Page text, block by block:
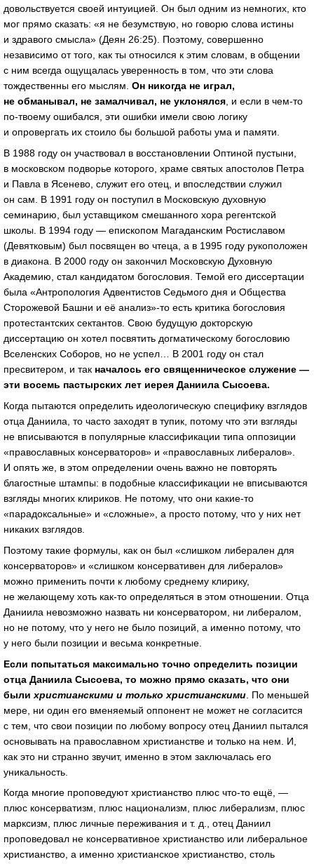
довольствуется своей интуицией. Он был одним из немногих, кто
мог прямо сказать: «я не безумствую, но говорю слова истины
и здравого смысла» (Деян 26:25). Поэтому, совершенно
независимо от того, как ты относился к этим словам, в общении
с ним всегда ощущалась уверенность в том, что эти слова
тождественны его мыслям. Он никогда не играл,
не обманывал, не замалчивал, не уклонялся, и если в чем-то
по-твоему ошибался, эти ошибки имели свою логику
и опровергать их стоило бы большой работы ума и памяти.
В 1988 году он участвовал в восстановлении Оптиной пустыни,
в московском подворье которого, храме святых апостолов Петра
и Павла в Ясенево, служит его отец, и впоследствии служил
он сам. В 1991 году он поступил в Московскую духовную
семинарию, был уставщиком смешанного хора регентской
школы. В 1994 году — епископом Магаданским Ростиславом
(Девятковым) был посвящен во чтеца, а в 1995 году рукоположен
в диакона. В 2000 году он закончил Московскую Духовную
Академию, стал кандидатом богословия. Темой его диссертации
была «Антропология Адвентистов Седьмого дня и Общества
Сторожевой Башни и её анализ»-то есть критика богословия
протестантских сектантов. Свою будущую докторскую
диссертацию он хотел посвятить догматическому богословию
Вселенских Соборов, но не успел… В 2001 году он стал
пресвитером, и так началось его священническое служение —
эти восемь пастырских лет иерея Даниила Сысоева.
Когда пытаются определить идеологическую специфику взглядов
отца Даниила, то часто заходят в тупик, потому что эти взгляды
не вписываются в популярные классификации типа оппозиции
«православных консерваторов» и «православных либералов».
И опять же, в этом определении очень важно не повторять
благостные штампы: в подобные классификации не вписываются
взгляды многих клириков. Не потому, что они какие-то
«парадоксальные» и «сложные», а просто потому, что у них нет
никаких взглядов.
Поэтому такие формулы, как он был «слишком либерален для
консерваторов» и «слишком консервативен для либералов»
можно применить почти к любому среднему клирику,
не желающему хоть как-то определяться в этом отношении. Отца
Даниила невозможно назвать ни консерватором, ни либералом,
но не потому, что у него не было позиций, а именно потому, что
у него были позиции и весьма конкретные.
Если попытаться максимально точно определить позиции
отца Даниила Сысоева, то можно прямо сказать, что они
были христианскими и только христианскими . По меньшей
мере, ни один его вменяемый оппонент не может не согласится
с тем, что свои позиции по любому вопросу отец Даниил пытался
основывать на православном христианстве и только на нем. И,
как это ни странно звучит, именно в этом заключалась его
уникальность.
Когда многие проповедуют христианство плюс что-то ещё, —
плюс консерватизм, плюс национализм, плюс либерализм, плюс
марксизм, плюс личные переживания и т. д., отец Даниил
проповедовал не консервативное христианство или либеральное
христианство, а именно христианское христианство, столь